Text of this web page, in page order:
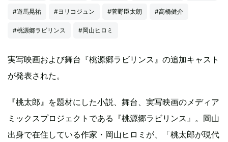
#遊馬晃祐 #ヨリコジュン #菅野臣太朗 #高橋健介
#桃源郷ラビリンス #岡山ヒロミ
実写映画および舞台『桃源郷ラビリンス』の追加キャスト
が発表された。
『桃太郎』を題材にした小説、舞台、実写映画のメディア
ミックスプロジェクトである『桃源郷ラビリンス』。岡山
出身で在住している作家・岡山ヒロミが、「桃太郎が現代